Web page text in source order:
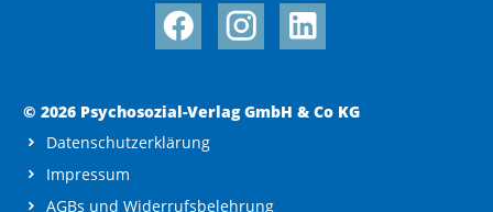
© 2026 Psychosozial-Verlag GmbH & Co KG
Datenschutzerklärung
Impressum
AGBs und Widerrufsbelehrung